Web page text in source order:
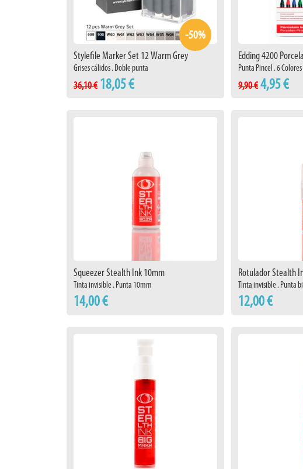
-50%
Stylefile Marker Set 12 Warm Grey
Grises cálidos . Doble punta
36,10 € 18,05 €
Edding 4200
Punta Pincel . 6 Colores
9,90 € 4,95 €
Squeezer Stealth Ink 10mm
Tinta invisible . Punta 10mm
14,00 €
Rotulador Stealth
Tinta invisible . Punta
12,00 €